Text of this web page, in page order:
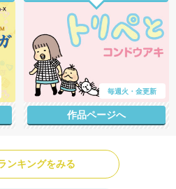
毎週火・金更新
作品ページへ
ンキングをみる